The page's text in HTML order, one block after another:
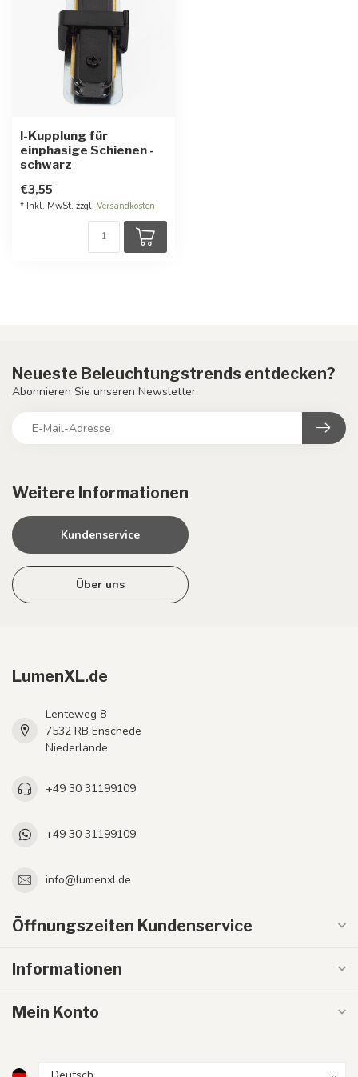
I-Kupplung für
einphasige Schienen -
schwarz
€3,55
* Inkl. MwSt. zzgl. Versandkosten
Weitere Informationen
Kundenservice
Über uns
Neueste Beleuchtungstrends entdecken?
Abonnieren Sie unseren Newsletter
LumenXL.de
Lenteweg 8
7532 RB Enschede
Niederlande
+49 30 31199109
+49 30 31199109
info@lumenxl.de
Öffnungszeiten Kundenservice
Informationen
Mein Konto